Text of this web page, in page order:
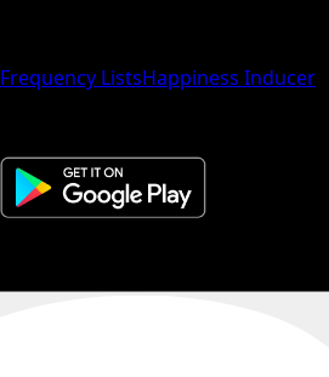
Frequency ListsHappiness Inducer